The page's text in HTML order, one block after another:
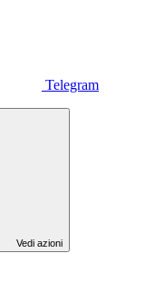
Telegram
Vedi azioni